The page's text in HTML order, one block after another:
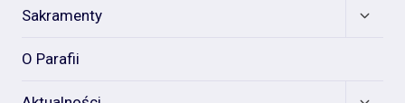
Sakramenty
Expand
O Parafii
Expand